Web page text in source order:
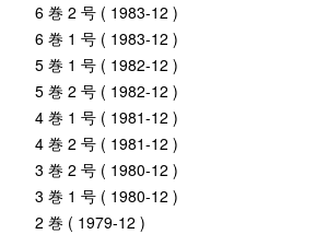
6 巻 2 号 ( 1983-12 )
6 巻 1 号 ( 1983-12 )
5 巻 1 号 ( 1982-12 )
5 巻 2 号 ( 1982-12 )
4 巻 1 号 ( 1981-12 )
4 巻 2 号 ( 1981-12 )
3 巻 2 号 ( 1980-12 )
3 巻 1 号 ( 1980-12 )
2 巻 ( 1979-12 )